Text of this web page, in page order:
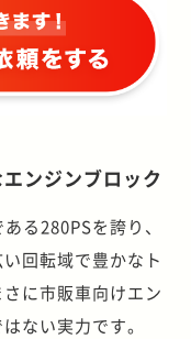
ンジンブロック
る280PSを誇り、
回転域で豊かなト
に市販車向けエン
ない実力です。